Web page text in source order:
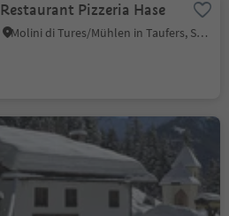
Restaurant Pizzeria Hase
Molini di Tures/Mühlen in Taufers, Sand in Taufers/Campo Tures, Ahrntal/Valle Aurina
Bizat Hütte hut